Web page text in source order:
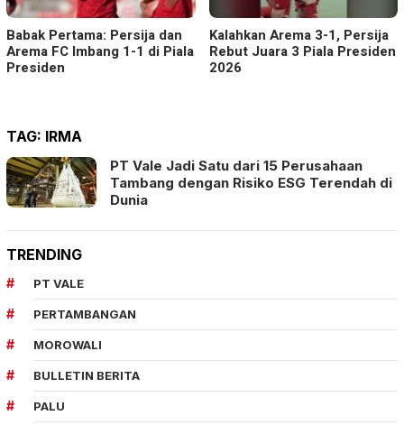
Babak Pertama: Persija dan
Arema FC Imbang 1-1 di Piala
Presiden
Kalahkan Arema 3-1, Persija
Rebut Juara 3 Piala Presiden
2026
TAG: IRMA
PT Vale Jadi Satu dari 15 Perusahaan
Tambang dengan Risiko ESG Terendah di
Dunia
TRENDING
PT VALE
PERTAMBANGAN
MOROWALI
BULLETIN BERITA
PALU